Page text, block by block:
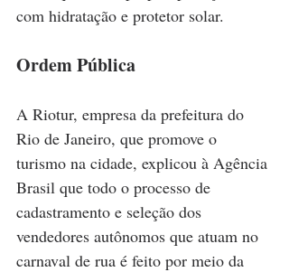
com hidratação e protetor solar.
Ordem Pública
A Riotur, empresa da prefeitura do
Rio de Janeiro, que promove o
turismo na cidade, explicou à Agência
Brasil que todo o processo de
cadastramento e seleção dos
vendedores autônomos que atuam no
carnaval de rua é feito por meio da